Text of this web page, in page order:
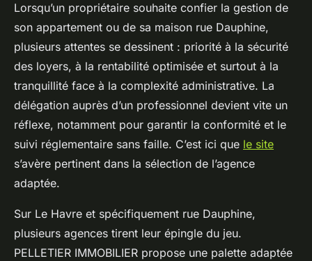
Lorsqu’un propriétaire souhaite confier la gestion de
son appartement ou de sa maison rue Dauphine,
plusieurs attentes se dessinent : priorité à la sécurité
des loyers, à la rentabilité optimisée et surtout à la
tranquillité face à la complexité administrative. La
délégation auprès d’un professionnel devient vite un
réflexe, notamment pour garantir la conformité et le
suivi réglementaire sans faille. C’est ici que le site
s’avère pertinent dans la sélection de l’agence
adaptée.
Sur Le Havre et spécifiquement rue Dauphine,
plusieurs agences tirent leur épingle du jeu.
PELLETIER IMMOBILIER propose une palette adaptée